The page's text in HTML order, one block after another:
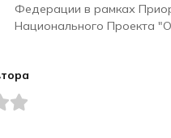
Федерации в рамках
Национального Проекта